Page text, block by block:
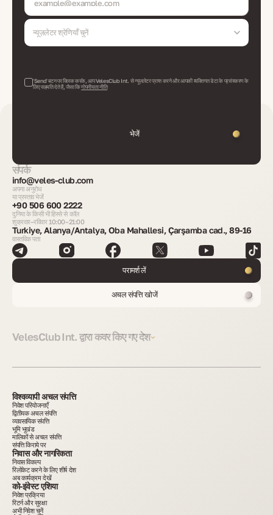
न्यूज़लेटर श्रेणियाँ चुनें
'Send' बटन पर क्लिक करके, आप VelesClub Int. से न्यूज़लेटर प्राप्त करने और आपकी व्यक्तिगत डेटा के प्रसंस्करण के
लिए सहमति देते हैं, जैसा किगोपनीयता नीति
भेजें
संपर्क
info@veles-club.com
अपना अनुरोध
या प्रस्ताव भेजें
+90 506 600 2222
दुनिया के किसी भी हिस्से से कॉल
शुक्रवार–रविवार 10:00–21:00
Turkiye, Alanya/Antalya, Oba Mahallesi, Çarşamba cad., 89-16
वास्तविक पता
परामर्श लें
अचल संपत्ति खोजें
VelesClub Int. द्वारा कवर किए गए देश
विश्वव्यापी अचल संपत्ति
निवेश परियोजनाएँ
द्वितीयक अचल संपत्ति
व्यावसायिक संपत्ति
भूमि भूखंड
मालिकों से अचल संपत्ति
संपत्ति किराये पर
निवास और नागरिकता
निवास विकल्प
रिलोकेट करने के लिए शीर्ष देश
अब कार्यक्रम देखें
को-इंवेस्ट एशिया
निवेश प्रक्रिया
रिटर्न और सुरक्षा
अभी निवेश चुनें